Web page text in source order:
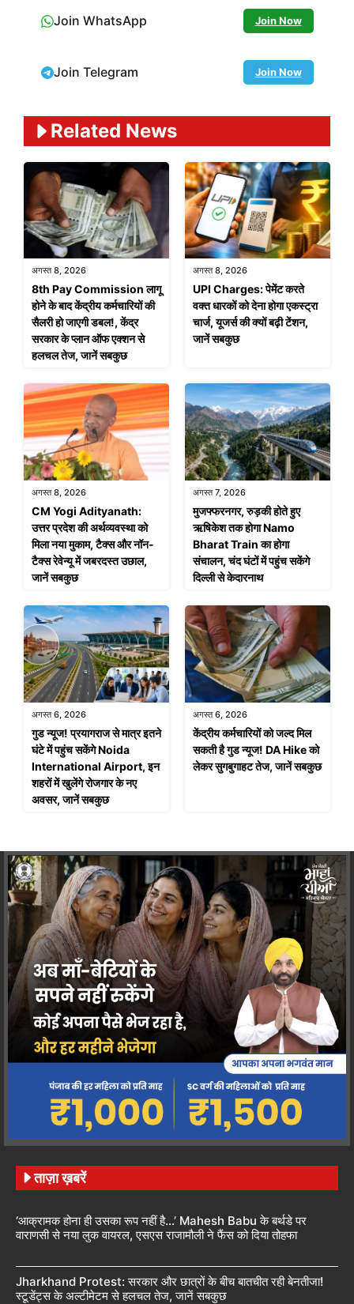
Join WhatsApp Join Now
Join Telegram Join Now
Related News
अगस्त 8, 2026
8th Pay Commission लागू
होने के बाद केंद्रीय कर्मचारियों की
सैलरी हो जाएगी डबल!, केंद्र
सरकार के प्लान ऑफ एक्शन से
हलचल तेज, जानें सबकुछ
अगस्त 8, 2026
UPI Charges: पेमेंट करते
वक्त धारकों को देना होगा एकस्ट्रा
चार्ज, यूजर्स की क्यों बढ़ी टेंशन,
जानें सबकुछ
अगस्त 8, 2026
CM Yogi Adityanath:
उत्तर प्रदेश की अर्थव्यवस्था को
मिला नया मुकाम, टैक्स और नॉन-
टैक्स रेवेन्यू में जबरदस्त उछाल,
जानें सबकुछ
अगस्त 7, 2026
मुजफ्फरनगर, रुड़की होते हुए
ऋषिकेश तक होगा Namo
Bharat Train का होगा
संचालन, चंद घंटों में पहुंच सकेंगे
दिल्ली से केदारनाथ
अगस्त 6, 2026
गुड न्यूज! प्रयागराज से मात्र इतने
घंटे में पहुंच सकेंगे Noida
International Airport, इन
शहरों में खुलेंगे रोजगार के नए
अवसर, जानें सबकुछ
अगस्त 6, 2026
केंद्रीय कर्मचारियों को जल्द मिल
सकती है गुड न्यूज! DA Hike को
लेकर सुगबुगाहट तेज, जानें सबकुछ
ताज़ा ख़बरें
‘आक्रामक होना ही उसका रूप नहीं है…’ Mahesh Babu के बर्थडे पर
वाराणसी से नया लुक वायरल, एसएस राजामौली ने फैंस को दिया तोहफा
Jharkhand Protest: सरकार और छात्रों के बीच बातचीत रही बेनतीजा!
स्टूडेंट्स के अल्टीमेटम से हलचल तेज, जानें सबकुछ